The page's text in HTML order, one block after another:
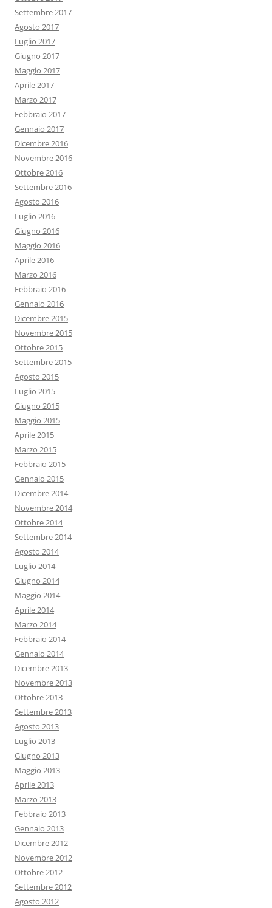
Settembre 2017
Agosto 2017
Luglio 2017
Giugno 2017
Maggio 2017
Aprile 2017
Marzo 2017
Febbraio 2017
Gennaio 2017
Dicembre 2016
Novembre 2016
Ottobre 2016
Settembre 2016
Agosto 2016
Luglio 2016
Giugno 2016
Maggio 2016
Aprile 2016
Marzo 2016
Febbraio 2016
Gennaio 2016
Dicembre 2015
Novembre 2015
Ottobre 2015
Settembre 2015
Agosto 2015
Luglio 2015
Giugno 2015
Maggio 2015
Aprile 2015
Marzo 2015
Febbraio 2015
Gennaio 2015
Dicembre 2014
Novembre 2014
Ottobre 2014
Settembre 2014
Agosto 2014
Luglio 2014
Giugno 2014
Maggio 2014
Aprile 2014
Marzo 2014
Febbraio 2014
Gennaio 2014
Dicembre 2013
Novembre 2013
Ottobre 2013
Settembre 2013
Agosto 2013
Luglio 2013
Giugno 2013
Maggio 2013
Aprile 2013
Marzo 2013
Febbraio 2013
Gennaio 2013
Dicembre 2012
Novembre 2012
Ottobre 2012
Settembre 2012
Agosto 2012